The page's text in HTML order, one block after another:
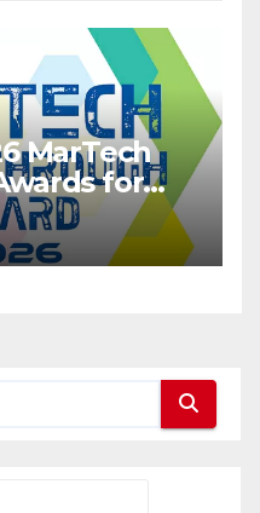
MarTech
for
and